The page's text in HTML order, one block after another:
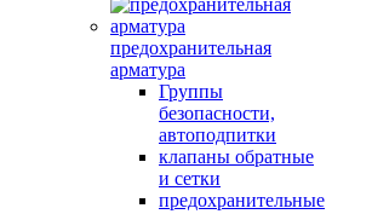
предохранительная
арматура
Группы
безопасности,
автоподпитки
клапаны обратные
и сетки
предохранительные